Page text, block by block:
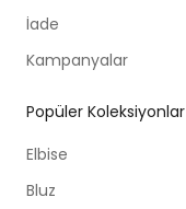
İade
Kampanyalar
Popüler Koleksiyonlar
Elbise
Bluz